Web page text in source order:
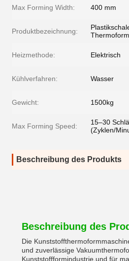
Max Forming Width: 400 mm
Produktbezeichnung:
Heizmethode: Elektrisch
Kühlverfahren: Wasser
Gewicht: 1500kg
Max Forming Speed:
15–30
(Zyklen/
Beschreibung des Produkts
Beschreibung des
Die
und zuverlässige
Kunststoffformindustrie.und für